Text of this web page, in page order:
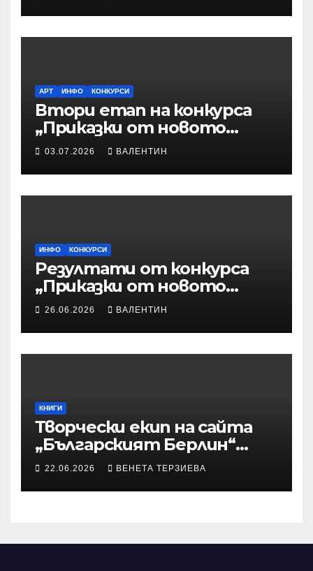
АРТ ИНФО КОНКУРСИ
Втори етап на конкурса
„Приказки от новото
време“ – Илюстрации към
03.07.2026 ВАЛЕНТИН
ИНФО КОНКУРСИ
Резултати от конкурса
„Приказки от новото
време“
26.06.2026 ВАЛЕНТИН
КНИГИ
Творчески екип на сайта
„Българският Берлин“
участва с произведения в
оживява“
22.06.2026 ВЕНЕТА ТЕРЗИЕВА